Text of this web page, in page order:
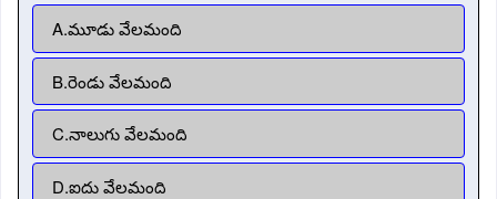
A.మూడు వేలమంది
B.రెండు వేలమంది
C.నాలుగు వేలమంది
D.ఐదు వేలమంది